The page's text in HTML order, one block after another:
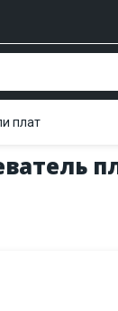
плат